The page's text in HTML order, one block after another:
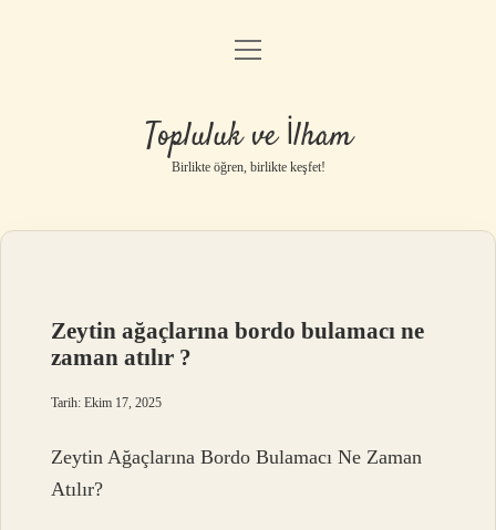
Anasayfa
Gizlilik Politikası
Yasal Uyarı
menüyü
Topluluk ve İlham
Birlikte öğren, birlikte keşfet!
Zeytin ağaçlarına bordo bulamacı ne
zaman atılır ?
Tarih: Ekim 17, 2025
Zeytin Ağaçlarına Bordo Bulamacı Ne Zaman
Atılır?